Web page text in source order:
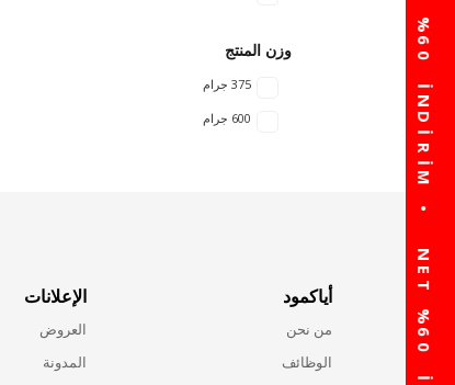
وزن المنتج
375 جرام
600 جرام
أياكمود
من نحن
الوظائف
الإعلانات
العروض
المدونة